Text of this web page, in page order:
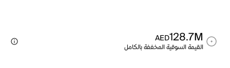
128.7M
AED
القيمة السوقية المخففة بالكامل